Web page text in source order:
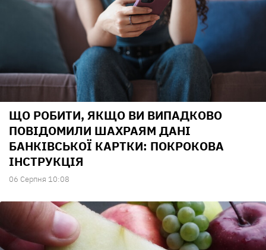
ЩО РОБИТИ, ЯКЩО ВИ ВИПАДКОВО
ПОВІДОМИЛИ ШАХРАЯМ ДАНІ
БАНКІВСЬКОЇ КАРТКИ: ПОКРОКОВА
ІНСТРУКЦІЯ
06 Серпня 10:08